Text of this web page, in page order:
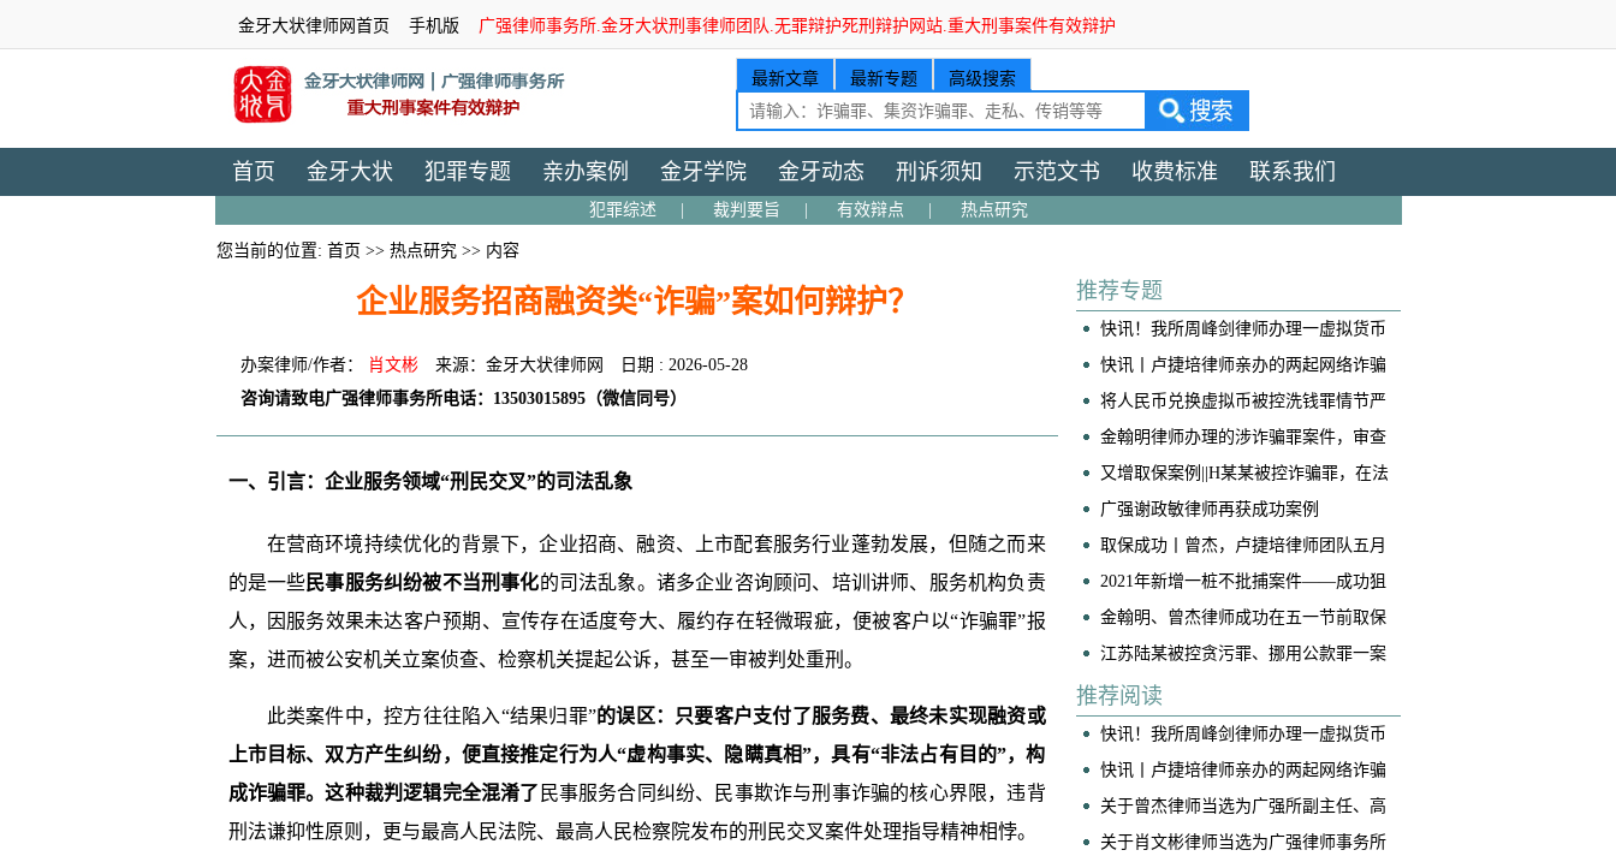
金牙大状律师网首页 手机版 广强律师事务所.金牙大状刑事律师团队.无罪辩护死刑辩护网站.重大刑事案件有效辩护
最新文章 最新专题 高级搜索
首页 金牙大状 犯罪专题 亲办案例 金牙学院 金牙动态 刑诉须知 示范文书 收费标准 联系我们
犯罪综述 裁判要旨 有效辩点 热点研究
您当前的位置: 首页 >> 热点研究>> 内容
企业服务招商融资类“诈骗”案如何辩护？
办案律师/作者： 肖文彬 来源：金牙大状律师网
日期 : 2026-05-28
咨询请致电广强律师事务所电话：13503015895（微信同号）
一、引言：企业服务领域“刑民交叉”的司法乱象
在营商环境持续优化的背景下，企业招商、融资、上市配套服务行业蓬勃发展，但随之而来
的是一些民事服务纠纷被不当刑事化的司法乱象。诸多企业咨询顾问、培训讲师、服务机构负责
人，因服务效果未达客户预期、宣传存在适度夸大、履约存在轻微瑕疵，便被客户以“诈骗罪”报
案，进而被公安机关立案侦查、检察机关提起公诉，甚至一审被判处重刑。
此类案件中，控方往往陷入“结果归罪”的误区：只要客户支付了服务费、最终未实现融资或
上市目标、双方产生纠纷，便直接推定行为人“虚构事实、隐瞒真相”，具有“非法占有目的”，构
成诈骗罪。这种裁判逻辑完全混淆了 民事服务合同纠纷、民事欺诈与刑事诈骗的核心界限，违背
刑法谦抑性原则，更与最高人民法院、最高人民检察院发布的刑民交叉案件处理指导精神相悖。
推荐专题
快讯！我所周峰剑律师办理一虚拟货币
交易所帮信案获判免于处罚
快讯丨卢捷培律师亲办的两起网络诈骗
案获不起诉！
将人民币兑换虚拟币被控洗钱罪情节严
重，我是如何争取到全案减轻处罚的！
​金翰明律师办理的涉诈骗罪案件，审查
起诉阶段当事人成功取保
又增取保案例||H某某被控诈骗罪，在法
院阶段获得取保候审
广强谢政敏律师再获成功案例
取保成功丨曾杰，卢捷培律师团队五月
底连续两起案件成功取保
2021年新增一桩不批捕案件——成功狙
击“仙人跳”
金翰明、曾杰律师成功在五一节前取保
一名诈骗案当事人
江苏陆某被控贪污罪、挪用公款罪一案
(挪用公款罪不成立)
推荐阅读
快讯！我所周峰剑律师办理一虚拟货币
交易所帮信案获判免于处罚
快讯丨卢捷培律师亲办的两起网络诈骗
案获不起诉！
关于曾杰律师当选为广强所副主任、高
级合伙人的公告
关于肖文彬律师当选为广强律师事务所